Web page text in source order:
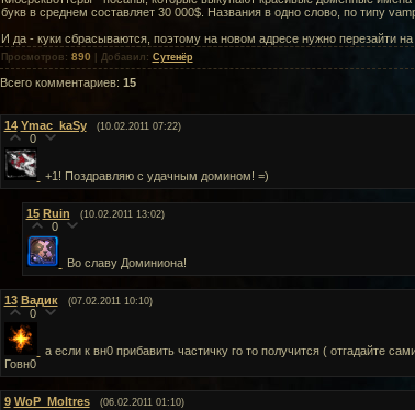
букв в среднем составляет 30 000$. Названия в одно слово, по типу
И да - куки сбрасываются, поэтому на новом адресе нужно перезайти на
Просмотров : 890 Добавил : Сутенёр
Всего комментариев: 15
14 Ymac_kaSy (10.02.2011 07:22)
0
+1! Поздравляю с удачным домином! =)
15 Ruin (10.02.2011 13:02)
0
Во славу Доминиона!
13 Вадик (07.02.2011 10:10)
0
а если к вн0 прибавить частичку го то получится ( отгадайте
Говн0
9 WoP_Moltres (06.02.2011 01:10)